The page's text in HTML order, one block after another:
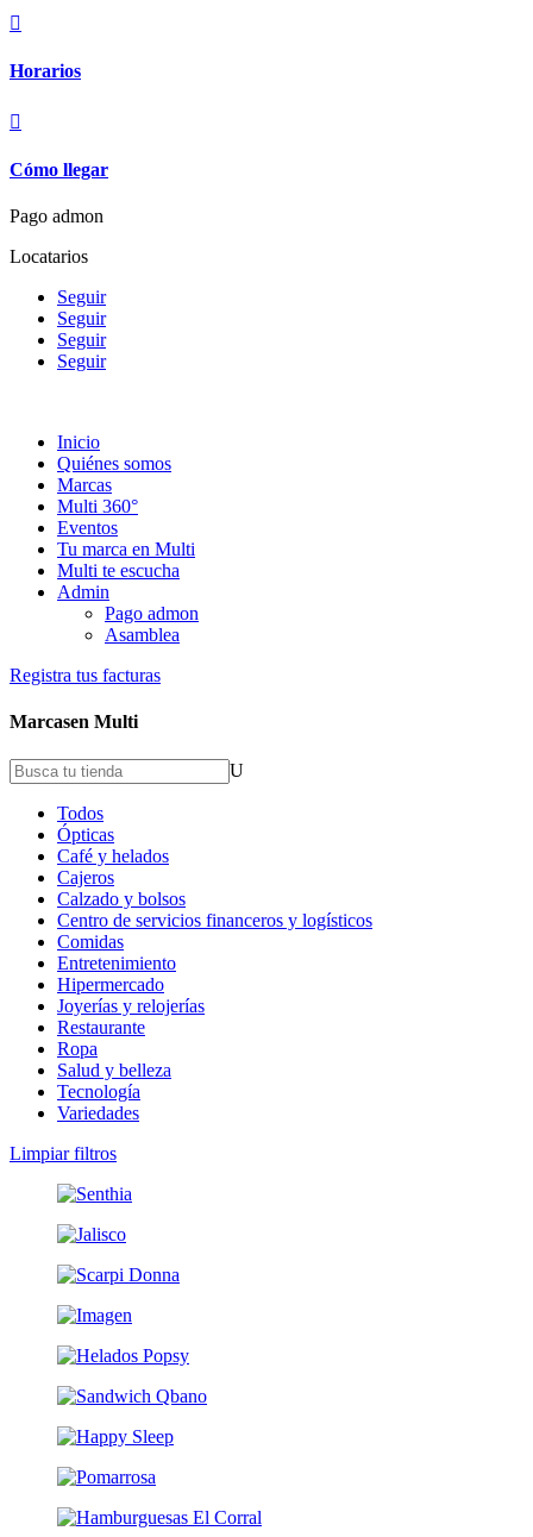

Horarios

Cómo llegar
Pago admon
Locatarios
Seguir
Seguir
Seguir
Seguir
Inicio
Quiénes somos
Marcas
Multi 360°
Eventos
Tu marca en Multi
Multi te escucha
Admin
Pago admon
Asamblea
Registra tus facturas
Marcasen Multi
U
Todos
Ópticas
Café y helados
Cajeros
Calzado y bolsos
Centro de servicios financeros y logísticos
Comidas
Entretenimiento
Hipermercado
Joyerías y relojerías
Restaurante
Ropa
Salud y belleza
Tecnología
Variedades
Limpiar filtros